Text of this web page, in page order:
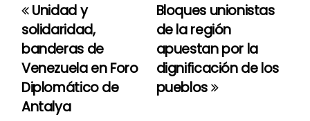
N
a
v
e
Bloques unionistas
de la región
apuestan por la
dignificación de los
pueblos
Unidad y
solidaridad,
banderas de
Venezuela en Foro
Diplomático de
Antalya